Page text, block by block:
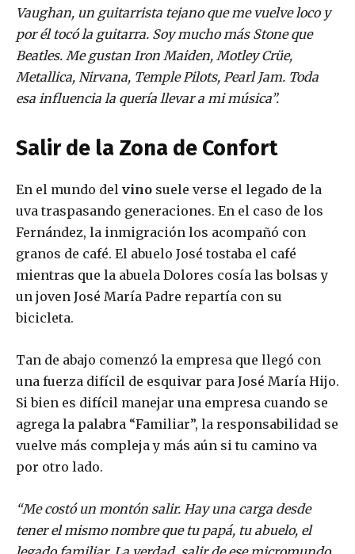
Vaughan, un guitarrista tejano que me vuelve loco y
por él tocó la guitarra. Soy mucho más Stone que
Beatles. Me gustan Iron Maiden, Motley Crüe,
Metallica, Nirvana, Temple Pilots, Pearl Jam. Toda
esa influencia la quería llevar a mi música”.
Salir de la Zona de Confort
En el mundo del vino suele verse el legado de la
uva traspasando generaciones. En el caso de los
Fernández, la inmigración los acompañó con
granos de café. El abuelo José tostaba el café
mientras que la abuela Dolores cosía las bolsas y
un joven José María Padre repartía con su
bicicleta.
Tan de abajo comenzó la empresa que llegó con
una fuerza difícil de esquivar para José María Hijo.
Si bien es difícil manejar una empresa cuando se
agrega la palabra “Familiar”, la responsabilidad se
vuelve más compleja y más aún si tu camino va
por otro lado.
“Me costó un montón salir. Hay una carga desde
tener el mismo nombre que tu papá, tu abuelo, el